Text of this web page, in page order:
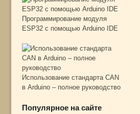
Программирование модуля
ESP32 с помощью Arduino IDE
Использование стандарта CAN
в Arduino – полное руководство
Популярное на сайте